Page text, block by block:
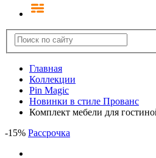
Главная
Коллекции
Pin Magic
Новинки в стиле Прованс
Комплект мебели для
-15% Рассрочка